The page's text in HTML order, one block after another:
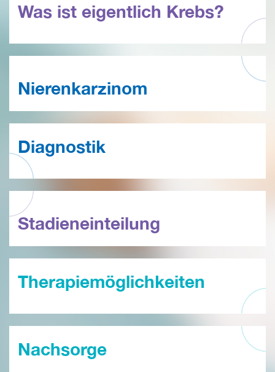
Was ist eigentlich Krebs?
Nierenkarzinom
Diagnostik
Stadieneinteilung
Therapiemöglichkeiten
Nachsorge